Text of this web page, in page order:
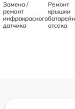
Замена /
ремонт
инфракрасного
датчика
Ремонт
крышки
отсека